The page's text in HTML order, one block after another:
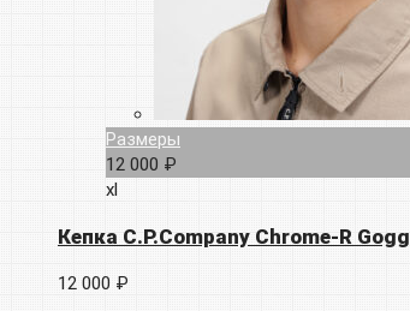
Размеры
12 000 ₽
xl
Кепка C.P.Company Chrome-R
12 000 ₽